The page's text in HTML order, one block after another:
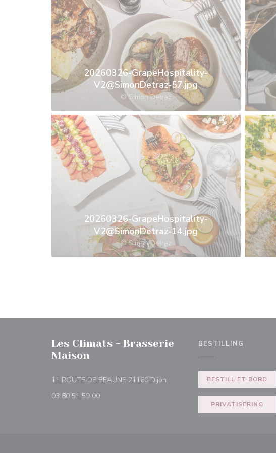
20260326-GrapeHospitality-
V2@SimonDetraz-57.jpg
© Simon Detraz
20260326-GrapeHospitality-
V2@SimonDetraz-14.jpg
© Simon Detraz
Les Climats - Brasserie
Maison
11 ROUTE DE BEAUNE 21160 Dijon ((åpner i et nytt vindu))
03 80 51 59 00
BESTILLING
BESTILL ET BORD
PRIVATISERING